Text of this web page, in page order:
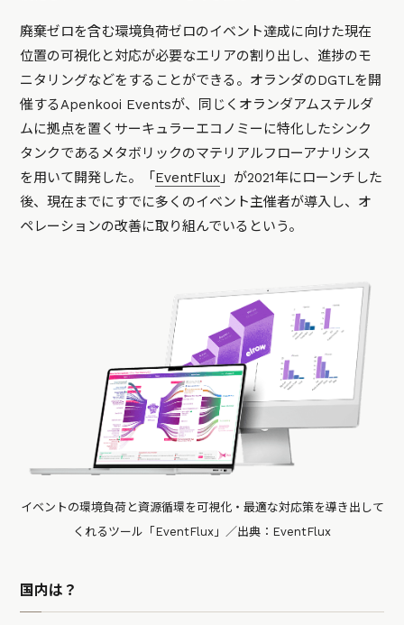
廃棄ゼロを含む環境負荷ゼロのイベント達成に向けた現在
位置の可視化と対応が必要なエリアの割り出し、進捗のモ
ニタリングなどをすることができる。オランダのDGTLを開
催するApenkooi Eventsが、同じくオランダアムステルダ
ムに拠点を置くサーキュラーエコノミーに特化したシンク
タンクであるメタボリックのマテリアルフローアナリシス
を用いて開発した。「 EventFlux 」が2021年にローンチした
後、現在までにすでに多くのイベント主催者が導入し、オ
ペレーションの改善に取り組んでいるという。
イベントの環境負荷と資源循環を可視化・最適な対応策を導き出して
くれるツール「EventFlux」／出典：EventFlux
国内は？